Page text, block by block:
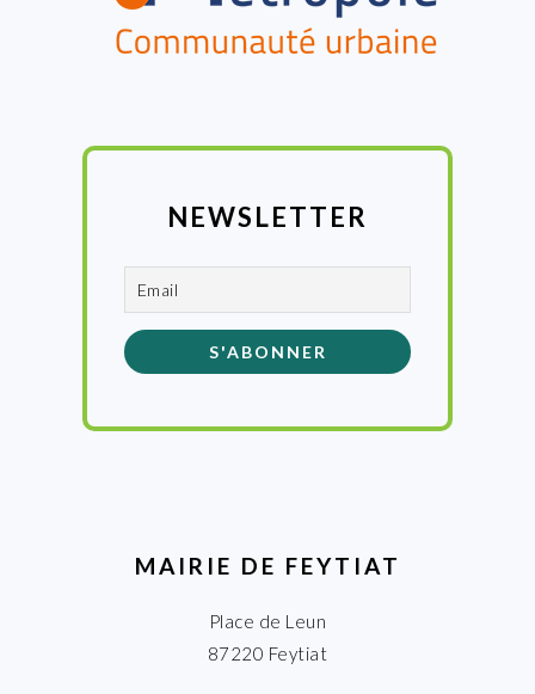
NEWSLETTER
MAIRIE DE FEYTIAT
Place de Leun
87220 Feytiat